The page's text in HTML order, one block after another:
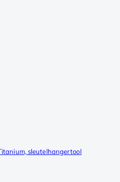
sleutelhangertool